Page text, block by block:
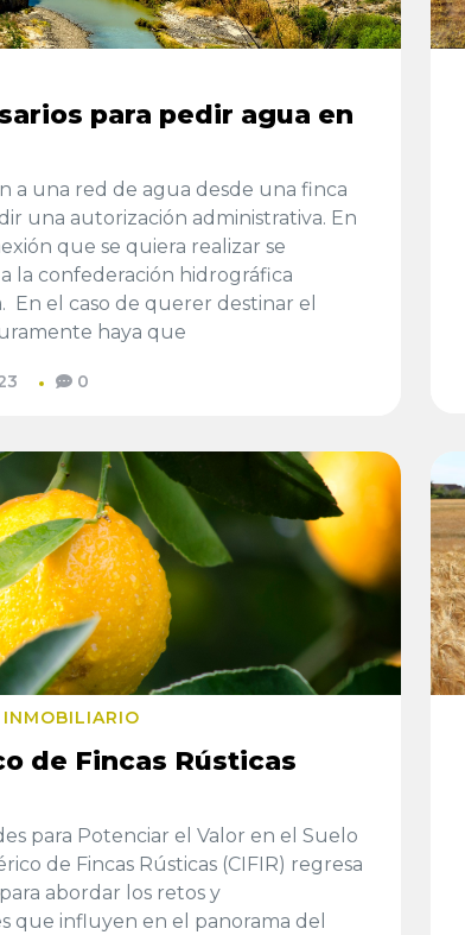
para pedir agua en
a una red de agua desde una finca
una autorización administrativa. En
que se quiera realizar se
la confederación hidrográfica
el caso de querer destinar el
haya que
0
de Fincas Rústicas
para Potenciar el Valor en el Suelo
de Fincas Rústicas (CIFIR) regresa
abordar los retos y
que influyen en el panorama del